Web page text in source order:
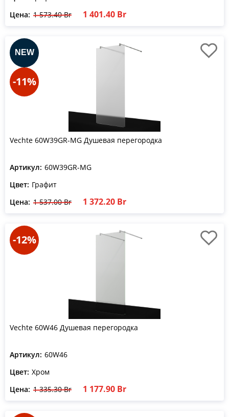
Цена: 1 573.40 Br 1 401.40 Br
-11%
Vechte 60W39GR-MG Душевая перегородка
Артикул: 60W39GR-MG
Цвет: Графит
Цена: 1 537.00 Br 1 372.20 Br
-12%
Vechte 60W46 Душевая перегородка
Артикул: 60W46
Цвет: Хром
Цена: 1 335.30 Br 1 177.90 Br